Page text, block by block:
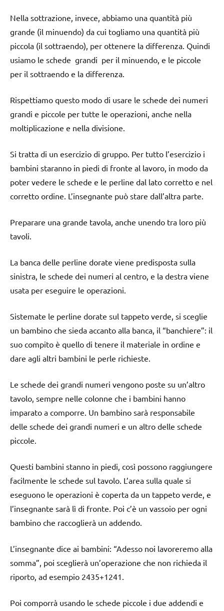
Nella sottrazione, invece, abbiamo una quantità più
grande (il minuendo) da cui togliamo una quantità più
piccola (il sottraendo), per ottenere la differenza. Quindi
usiamo le schede grandi per il minuendo, e le piccole
per il sottraendo e la differenza.
Rispettiamo questo modo di usare le schede dei numeri
grandi e piccole per tutte le operazioni, anche nella
moltiplicazione e nella divisione.
Si tratta di un esercizio di gruppo. Per tutto l’esercizio i
bambini staranno in piedi di fronte al lavoro, in modo da
poter vedere le schede e le perline dal lato corretto e nel
corretto ordine. L’insegnante può stare dall’altra parte.
Preparare una grande tavola, anche unendo tra loro più
tavoli.
La banca delle perline dorate viene predisposta sulla
sinistra, le schede dei numeri al centro, e la destra viene
usata per eseguire le operazioni.
Sistemate le perline dorate sul tappeto verde, si sceglie
un bambino che sieda accanto alla banca, il “banchiere”: il
suo compito è quello di tenere il materiale in ordine e
dare agli altri bambini le perle richieste.
Le schede dei grandi numeri vengono poste su un’altro
tavolo, sempre nelle colonne che i bambini hanno
imparato a comporre. Un bambino sarà responsabile
delle schede dei grandi numeri e un altro delle schede
piccole.
Questi bambini stanno in piedi, così possono raggiungere
facilmente le schede sul tavolo. L’area sulla quale si
eseguono le operazioni è coperta da un tappeto verde, e
l’insegnante sarà lì di fronte. Poi c’è un vassoio per ogni
bambino che raccoglierà un addendo.
L’insegnante dice ai bambini: “Adesso noi lavoreremo alla
somma”, poi sceglierà un’operazione che non richieda il
riporto, ad esempio 2435+1241.
Poi comporrà usando le schede piccole i due addendi e